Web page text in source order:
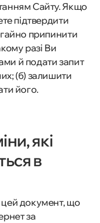
Сайту. Якщо
підтвердити
припинити
разі Ви
й подати запит
(б) залишити
його.
які
в
документ, що
за